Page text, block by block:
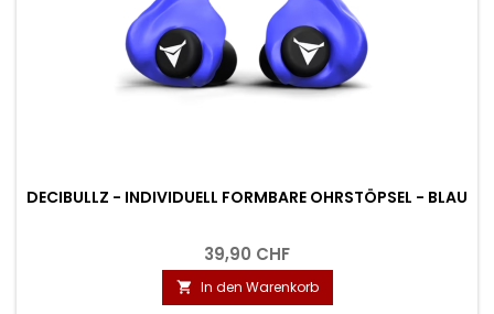
DECIBULLZ - INDIVIDUELL FORMBARE OHRSTÖPSEL - BLAU
39,90 CHF
 In den Warenkorb